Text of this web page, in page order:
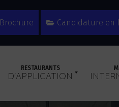
Brochure Candidature en
RESTAURANTS
D'APPLICATION